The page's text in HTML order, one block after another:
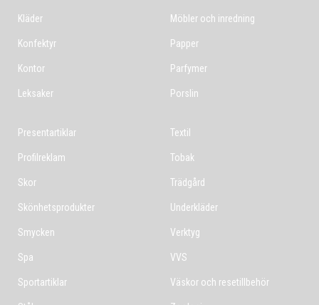
Kläder
Konfektyr
Kontor
Leksaker
Möbler och inredning
Papper
Parfymer
Porslin
Presentartiklar
Profilreklam
Skor
Skönhetsprodukter
Smycken
Spa
Sportartiklar
Textil
Tobak
Trädgård
Underkläder
Verktyg
VVS
Väskor och resetillbehör